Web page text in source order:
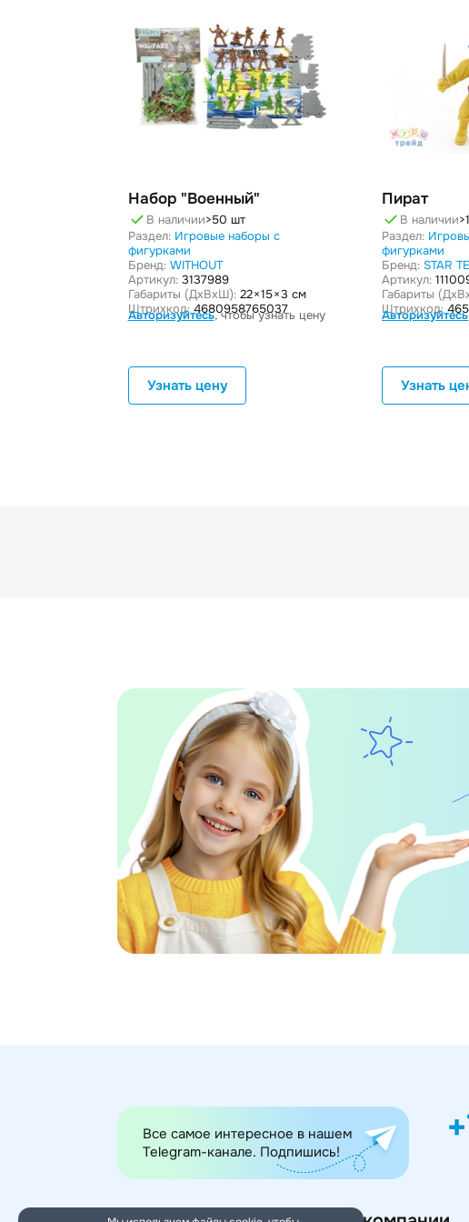
Набор "Военный"
В наличии>50 шт
Раздел: Игровые наборы с
фигурками
Бренд: WITHOUT
Артикул:3137989
Габариты (ДxВxШ):22 × 15 × 3 см
Штрихкод:4680958765037
Авторизуйтесь, чтобы узнать цену
Узнать цену
Пират
В наличии
Раздел:
фигурками
Бренд: STAR
Артикул:
Габариты
Штрихкод:
Авторизуйтесь
Узнать
Все самое интересное в нашем
Telegram-канале. Подпишись!